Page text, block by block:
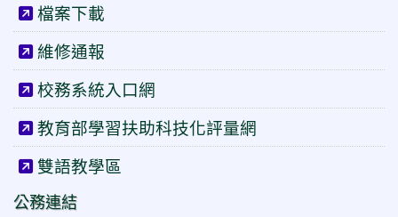
檔案下載
維修通報
校務系統入口網
教育部學習扶助科技化評量網
雙語教學區
公務連結